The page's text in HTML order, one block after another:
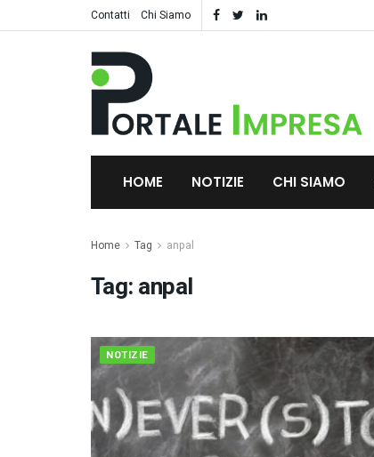
Contatti Chi Siamo
HOME NOTIZIE CHI SIAMO
Home Tag anpal
Tag:anpal
NOTIZIE